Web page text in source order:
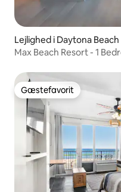
Lejlighed i Daytona
Max Beach Resort - 1
Gæstefavorit
Gæstefavorit